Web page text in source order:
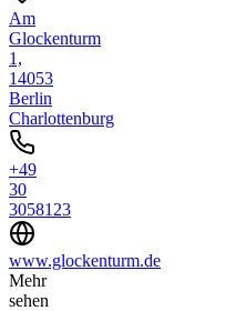
Am
Glockenturm
1,
14053
Berlin
Charlottenburg
+49
30
3058123
www.glockenturm.de
Mehr
sehen